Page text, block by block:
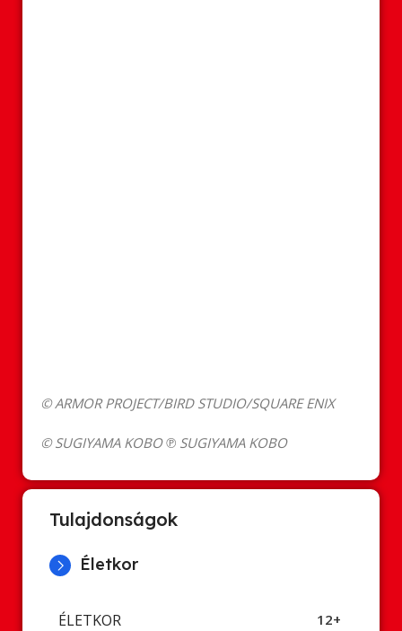
© ARMOR PROJECT/BIRD STUDIO/SQUARE ENIX
© SUGIYAMA KOBO ℗ SUGIYAMA KOBO
Tulajdonságok
Életkor
ÉLETKOR 12+